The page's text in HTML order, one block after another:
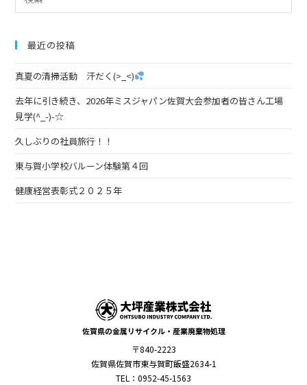
最近の投稿
真夏の清掃活動 汗だく(>_<)
去年に引き続き、2026年ミスジャパン佐賀大会参加者の皆さん工場
見学(^_-)-☆
久しぶりの社員旅行！！
東与賀小学校バルーン体験第４回
健康経営表彰式２０２５年
佐賀県の金属リサイクル・産業廃棄物処理
〒840-2223
佐賀県佐賀市東与賀町飯盛2634-1
TEL：0952-45-1563